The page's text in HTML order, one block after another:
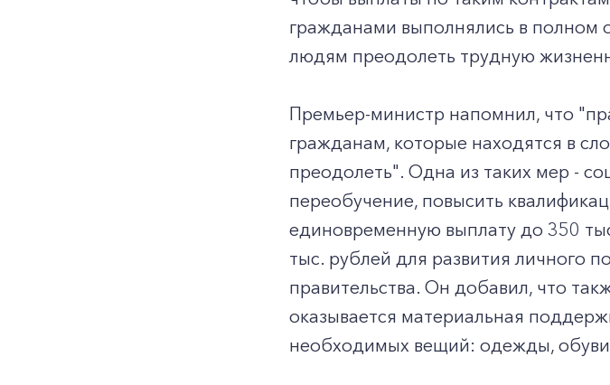
гражданами выполнялись в полном
людям преодолеть трудную
Премьер-министр напомнил, что
гражданам, которые находятся в
преодолеть". Одна из таких мер -
переобучение, повысить
единовременную выплату до 350
тыс. рублей для развития личного
правительства. Он добавил, что
оказывается материальная
необходимых вещий: одежды,